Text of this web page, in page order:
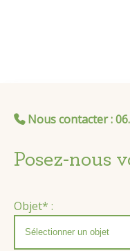
Nous contacter:
Posez-nous
Objet* :